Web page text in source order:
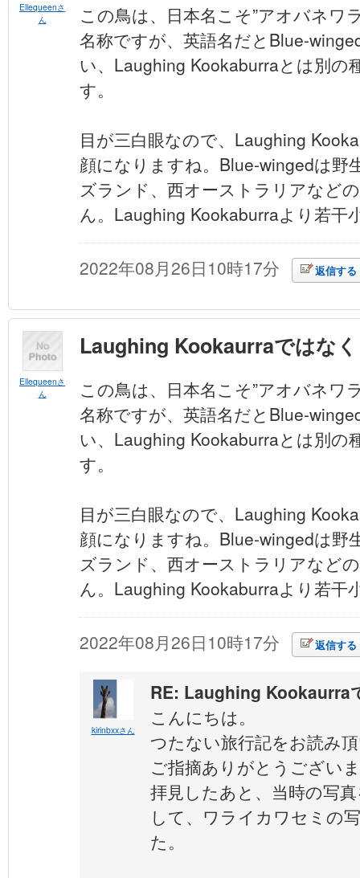
Ellequeenさ
ん
この鳥は、日本名こそ”アオバネワ
名称ですが、英語名だとBlue-
い、Laughing Kookaburraとは別の
す。
目が三白眼なので、Laughing
顔になりますね。Blue-wingedは野
ズランド、西オーストラリアなど
ん。Laughing Kookaburraより若干
2022年08月26日10時17分 返信する
Ellequeenさ
ん
Laughing Kookaurraではなく
この鳥は、日本名こそ”アオバネワ
名称ですが、英語名だとBlue-
い、Laughing Kookaburraとは別の
す。
目が三白眼なので、Laughing
顔になりますね。Blue-wingedは野
ズランド、西オーストラリアなど
ん。Laughing Kookaburraより若干
2022年08月26日10時17分 返信する
kirinbxxさん
RE: Laughing Kookaurra
こんにちは。
つたない旅行記をお読み
ご指摘ありがとうござい
拝見したあと、当時の写
して、ワライカワセミの
た。